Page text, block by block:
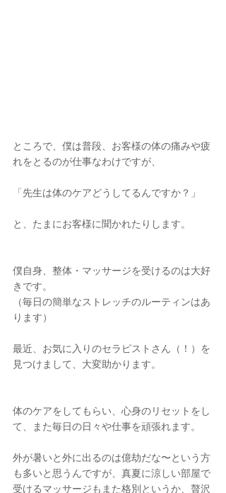
ところで、僕は普段、お客様の体の痛みや疲
れをとるのが仕事なわけですが、
「先生は体のケアどうしてるんですか？」
と、たまにお客様に聞かれたりします。
僕自身、整体・マッサージを受けるのは大好
きです。
（毎日の簡単なストレッチのルーティンはあ
ります）
最近、お気に入りのセラピストさん（！）を
見つけまして、大変助かります。
体のケアをしてもらい、心身のリセットをし
て、また毎日の日々や仕事を頑張れます。
外が暑いと外に出るのは億劫だな〜という方
も多いと思うんですが、真夏に涼しい部屋で
受けるマッサージもまた格別というか、贅沢